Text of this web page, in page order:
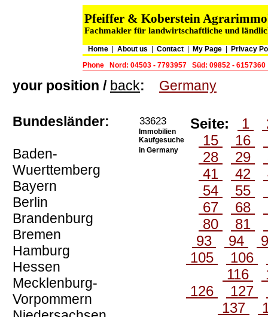
Pfeiffer & Koberstein
Fachmakler für landwirtschaftliche und
Home About us Contact My Page
Privacy
Phone
Nord: 04503 - 7793957 Süd: 09852 - 6157360
your position / back: Germany
Bundesländer:
Baden-
Wuerttemberg
Bayern
Berlin
Brandenburg
Bremen
Hamburg
Hessen
Mecklenburg-
Vorpommern
33623
Immobilien
Kaufgesuche
in Germany
Seite: 1
15
16
28
29
41
42
54
55
67
68
80
81
93
94
105
106
116
126
127
137